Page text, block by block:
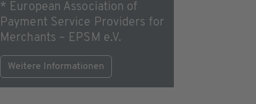
* European Association of
Payment Service Providers for
Merchants – EPSM e.V.
Weitere Informationen